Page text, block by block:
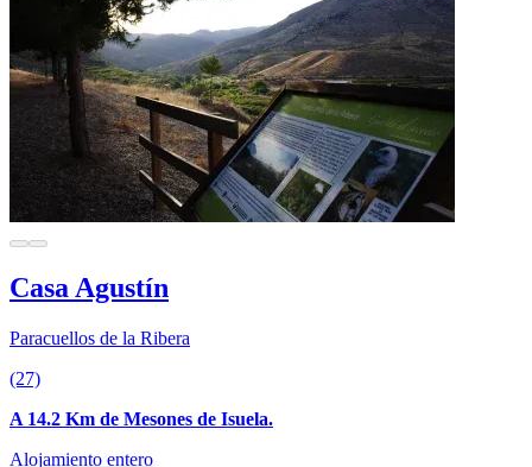
Casa Agustín
Paracuellos de la Ribera
(27)
A 14.2 Km de Mesones de Isuela.
Alojamiento entero